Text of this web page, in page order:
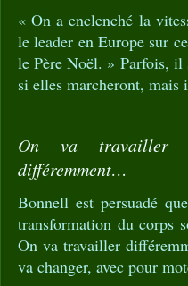
« On a enclenché la
le leader en Europe sur
le Père Noël. » Parfois, il
si elles marcheront, mais
On va travailler
différemment…
Bonnell est persuadé
transformation du corps
On va travailler
va changer, avec pour